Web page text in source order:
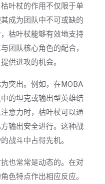
叶杖的作用不仅限于单
成为团队中不可或缺的
枯叶杖能够有效地支持
团队核心角色的配合，
供进攻的机会。
突出。例如，在MOBA
的坦克或输出型英雄结
意力时，枯叶杖可以通
输出安全进行。这种战
战斗中占得先机。
也常常是动态的。在对
色特点作出相应反应。